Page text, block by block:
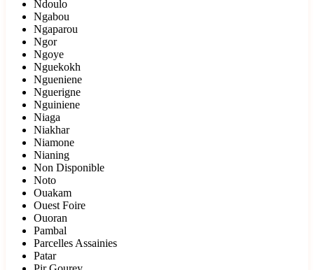
Ndoulo
Ngabou
Ngaparou
Ngor
Ngoye
Nguekokh
Ngueniene
Nguerigne
Nguiniene
Niaga
Niakhar
Niamone
Nianing
Non Disponible
Noto
Ouakam
Ouest Foire
Ouoran
Pambal
Parcelles Assainies
Patar